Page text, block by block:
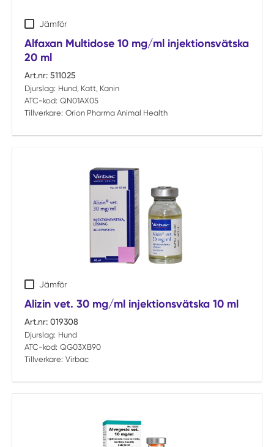
Jämför
Alfaxan Multidose 10 mg/ml injektionsvätska
20 ml
Art.nr: 511025
Djurslag: Hund, Katt, Kanin
ATC-kod: QN01AX05
Tillverkare: Orion Pharma Animal Health
Jämför
Alizin vet. 30 mg/ml injektionsvätska 10 ml
Art.nr: 019308
Djurslag: Hund
ATC-kod: QG03XB90
Tillverkare: Virbac